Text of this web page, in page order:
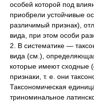
особей которой под
приобрели устойчивые
различимый признак),
вида, при этом особи
2. В систематике —
вида (см.),
которые имеют сходные
признаки, т. е. они
Таксономическая
триноминальное